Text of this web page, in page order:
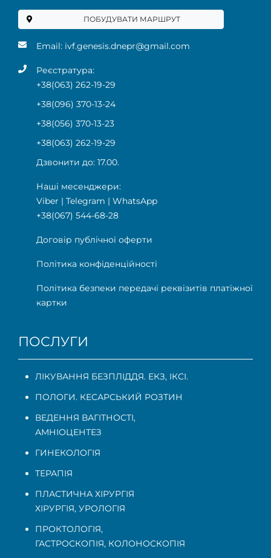
ПОБУДУВАТИ МАРШРУТ
Email: ivf.genesis.dnepr@gmail.com
Реєстратура:
+38(063) 262-19-29
+38(096) 370-13-24
+38(056) 370-13-23
+38(063) 262-19-29
Дзвонити до: 17.00.
Наші месенджери:
Viber | Telegram | WhatsApp
+38(067) 544-68-28
Договір публічної оферти
Політика конфіденційності
Політика безпеки передачі реквізитів платіжної
картки
ПОСЛУГИ
ЛІКУВАННЯ БЕЗПЛІДДЯ. ЕКЗ, ІКСІ.
ПОЛОГИ. КЕСАРСЬКИЙ РОЗТИН
ВЕДЕННЯ ВАГІТНОСТІ,
АМНІОЦЕНТЕЗ
ГИНЕКОЛОГІЯ
ТЕРАПІЯ
ПЛАСТИЧНА ХІРУРГІЯ
ХІРУРГІЯ, УРОЛОГІЯ
ПРОКТОЛОГІЯ,
ГАСТРОСКОПІЯ, КОЛОНОСКОПІЯ